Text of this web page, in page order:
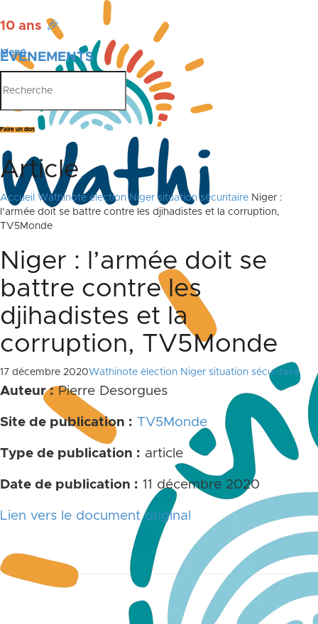
10 ans 🎉
ÉVÉNEMENTS
PUBLICATIONS
Menu
Faire un don
Article
Accueil Wathinote élection Niger situation sécuritaire Niger :
l’armée doit se battre contre les djihadistes et la corruption,
TV5Monde
Niger : l’armée doit se
battre contre les
djihadistes et la
corruption, TV5Monde
17 décembre 2020Wathinote élection Niger situation sécuritaire
Auteur :Pierre Desorgues
Site de publication : TV5Monde
Type de publication : article
Date de publication : 11 décembre 2020
Lien vers le document original